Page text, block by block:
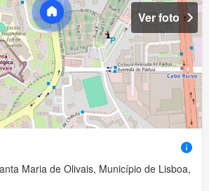
Ver foto
Maria de Olivais, Município de Lisboa,